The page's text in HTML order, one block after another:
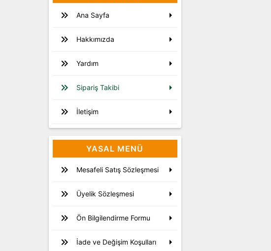
Ana Sayfa
Hakkımızda
Yardım
Sipariş Takibi
İletişim
YASAL MENÜ
Mesafeli Satış Sözleşmesi
Üyelik Sözleşmesi
Ön Bilgilendirme Formu
İade ve Değişim Koşulları